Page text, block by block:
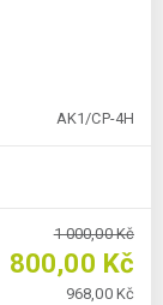
AK1/CP-4H
1 000,00 Kč
800,00 Kč
968,00 Kč